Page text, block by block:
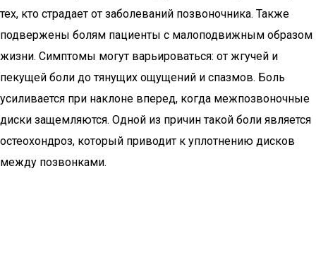
тех, кто страдает от заболеваний позвоночника. Также
подвержены болям пациенты с малоподвижным образом
жизни. Симптомы могут варьироваться: от жгучей и
пекущей боли до тянущих ощущений и спазмов. Боль
усиливается при наклоне вперед, когда межпозвоночные
диски защемляются. Одной из причин такой боли является
остеохондроз, который приводит к уплотнению дисков
между позвонками.